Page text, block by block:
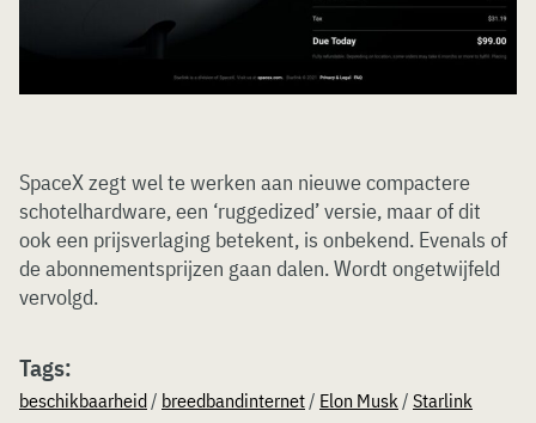
SpaceX zegt wel te werken aan nieuwe compactere
schotelhardware, een ‘ruggedized’ versie, maar of dit
ook een prijsverlaging betekent, is onbekend. Evenals of
de abonnementsprijzen gaan dalen. Wordt ongetwijfeld
vervolgd.
Tags:
beschikbaarheid/ breedbandinternet/ Elon Musk/ Starlink